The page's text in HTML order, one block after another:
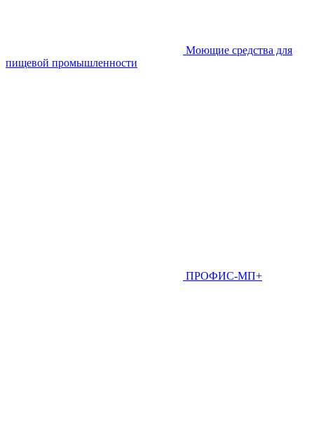
Моющие средства для
пищевой промышленности
ПРОФИС-МП+